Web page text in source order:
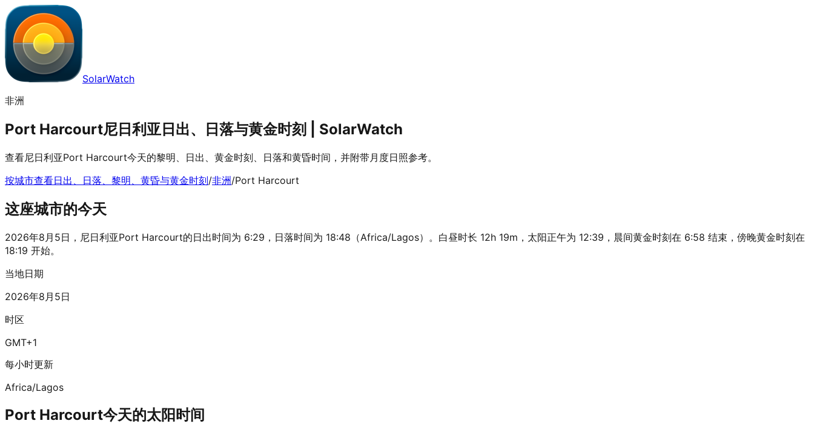
SolarWatch
非洲
Port Harcourt尼日利亚日出、日落与黄金时刻 | SolarWatch
查看尼日利亚Port Harcourt今天的黎明、日出、黄金时刻、日落和黄昏时间，并附带月度日照参考。
按城市查看日出、日落、黎明、黄昏与黄金时刻/非洲/Port Harcourt
这座城市的今天
2026年8月5日，尼日利亚Port Harcourt的日出时间为 6:29，日落时间为 18:48（Africa/Lagos）。白昼时长 12h 19m，太阳正午为 12:39，晨间黄金时刻在 6:58 结束，傍晚黄金时刻在
18:19 开始。
当地日期
2026年8月5日
时区
GMT+1
每小时更新
Africa/Lagos
Port Harcourt今天的太阳时间